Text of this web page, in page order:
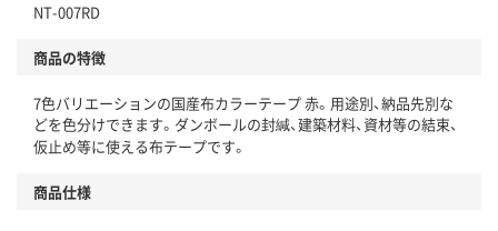
NT-007RD
商品の特徴
7色バリエーションの国産布カラーテープ 赤。用途別、納品先別な
どを色分けできます。ダンボールの封緘、建築材料、資材等の結束、
仮止め等に使える布テープです。
商品仕様